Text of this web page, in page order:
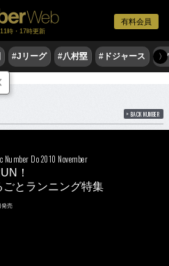
有料会員
時・17時更新
#Jリーグ #八村塁 #ドジャース #
〉
BACK NUMBER
Number Do 2010 November
！
ごとランニング特集
発売